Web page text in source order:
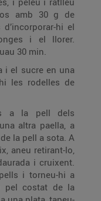
hi el
i el llorer.
30 min.
i el sucre en una
a la pell dels
a
la pell a sota. A
cruixent.
i torneu-hi a